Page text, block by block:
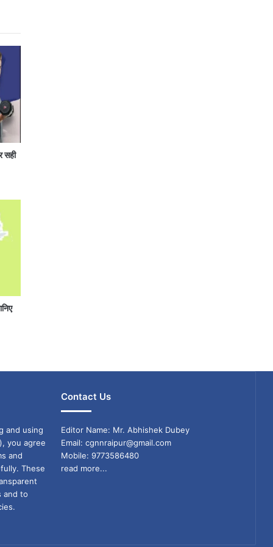
सही
and using
you agree
and
These
and to
Contact Us
Editor Name: Mr. Abhishek Dubey
Email: cgnnraipur@gmail.com
Mobile: 9773586480
read more...